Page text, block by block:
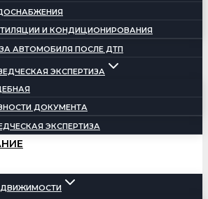
И КОНДИЦИОНИРОВАНИЯ
АВТОМОБИЛЯ ПОСЛЕ ДТП
ЭКСПЕРТИЗА
ДОКУМЕНТА
ЭКСПЕРТИЗА